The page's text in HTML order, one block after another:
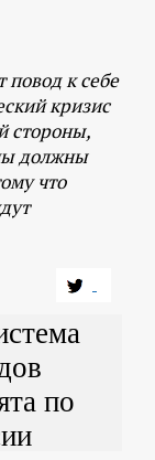
повод к себе
кризис
стороны,
должны
что
по